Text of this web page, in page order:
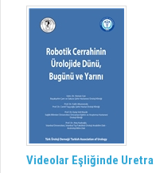
Videolar Eşliğinde Uretra